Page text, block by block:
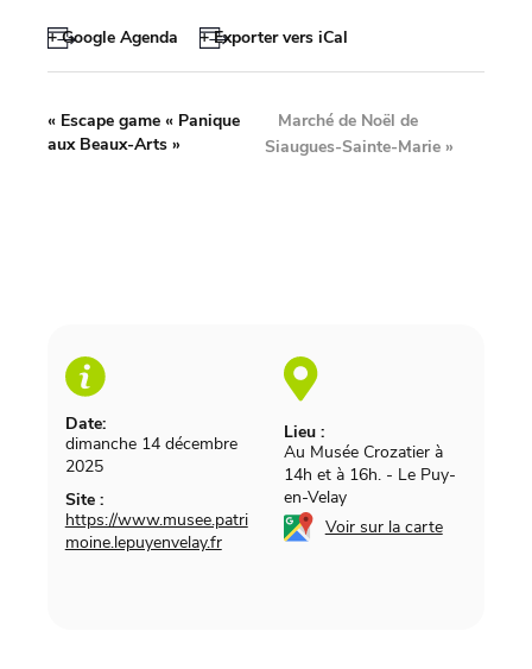
+ Google Agenda + Exporter vers iCal
Date:
dimanche 14 décembre
2025
Site :
https://www.musee.patri
moine.lepuyenvelay.fr
Lieu :
Au Musée Crozatier à
14h et à 16h. - Le Puy-
en-Velay
Voir sur la carte
« Escape game « Panique
aux Beaux-Arts »
Marché de Noël de
Siaugues-Sainte-Marie»